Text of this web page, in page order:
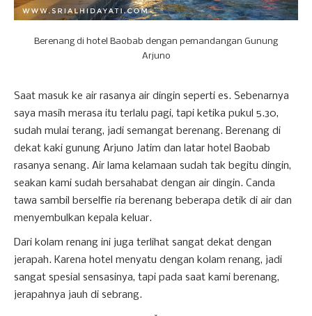
Berenang di hotel Baobab dengan pemandangan Gunung
Arjuno
Saat masuk ke air rasanya air dingin seperti es. Sebenarnya
saya masih merasa itu terlalu pagi, tapi ketika pukul 5.30,
sudah mulai terang, jadi semangat berenang. Berenang di
dekat kaki gunung Arjuno Jatim dan latar hotel Baobab
rasanya senang. Air lama kelamaan sudah tak begitu dingin,
seakan kami sudah bersahabat dengan air dingin. Canda
tawa sambil berselfie ria berenang beberapa detik di air dan
menyembulkan kepala keluar.
Dari kolam renang ini juga terlihat sangat dekat dengan
jerapah. Karena hotel menyatu dengan kolam renang, jadi
sangat spesial sensasinya, tapi pada saat kami berenang,
jerapahnya jauh di sebrang.